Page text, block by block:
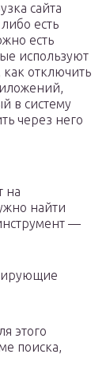
сайта
есть
есть
используют
как отключить
в систему
через него
на
найти
—
этого
поиска,